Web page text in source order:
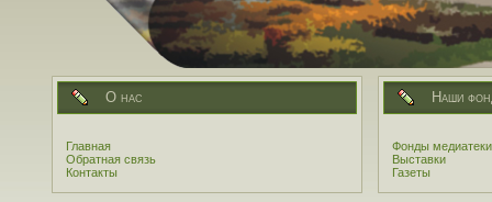
О нас
Главная
Обратная связь
Контакты
Наши
Фонды медиатеки
Выставки
Газеты